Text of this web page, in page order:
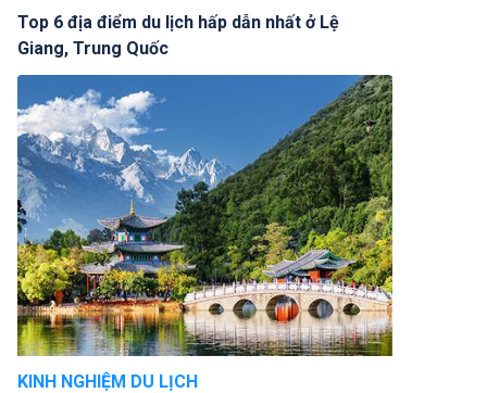
Top 6 địa điểm du lịch hấp dẫn nhất ở Lệ
Giang, Trung Quốc
KINH NGHIỆM DU LỊCH